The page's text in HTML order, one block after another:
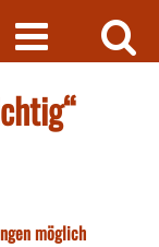
möglich